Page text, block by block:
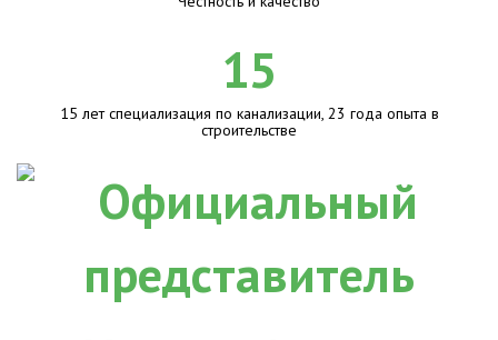
15
15 лет специализация по канализации, 23 года опыта в
строительстве